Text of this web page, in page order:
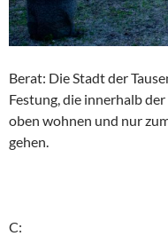
Berat: Die Stadt der
Festung, die innerhalb
oben wohnen und nur
gehen.
C: